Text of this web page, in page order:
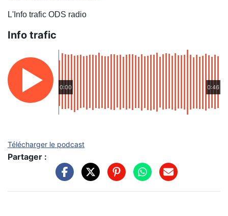
L'Info trafic ODS radio
Info trafic
0:00 0:46
Télécharger le podcast
Partager :